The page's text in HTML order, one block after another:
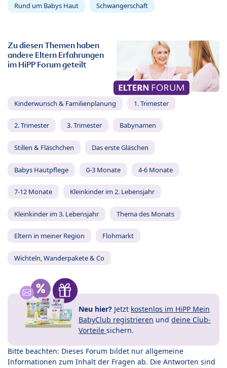
Rund um Babys Haut Schwangerschaft
Zu diesen Themen haben
andere Eltern Erfahrungen
im HiPP Forum geteilt
Kinderwunsch & Familienplanung 1. Trimester
2. Trimester 3. Trimester Babynamen
Stillen & Fläschchen Das erste Gläschen
Babys Hautpflege 0-3 Monate 4-6 Monate
7-12 Monate Kleinkinder im 2. Lebensjahr
Kleinkinder im 3. Lebensjahr Thema des Monats
Eltern in meiner Region Flohmarkt
Wichteln, Wanderpakete & Co
Neu hier? Jetzt kostenlos im HiPP Mein
BabyClub registrieren und deine Club-
Vorteile sichern.
Bitte beachten: Dieses Forum bildet nur allgemeine
Informationen zum Inhalt der Fragen ab. Die Antworten sind